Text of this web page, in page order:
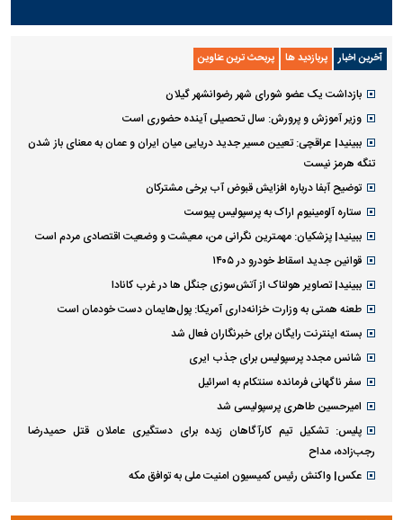
آخرین اخبار پربازدید ها پربحث ترین عناوین
بازداشت یک عضو شورای شهر رضوانشهر گیلان
وزیر آموزش و پرورش: سال تحصیلی آینده حضوری است
ببینید| عراقچی: تعیین مسیر جدید دریایی میان ایران و عمان به معنای باز شدن
تنگه هرمز نیست
توضیح آبفا درباره افزایش قبوض آب برخی مشترکان
ستاره آلومینیوم اراک به پرسپولیس پیوست
ببینید| پزشکیان: مهمترین نگرانی من، معیشت و وضعیت اقتصادی مردم است
قوانین جدید اسقاط خودرو در ۱۴۰۵
ببینید| تصاویر هولناک از آتش‌سوزی جنگل ها در غرب کانادا
طعنه همتی به وزارت خزانه‌داری آمریکا: پول‌هایمان دست خودمان است
بسته اینترنت رایگان برای خبرنگاران فعال شد
شانس مجدد پرسپولیس برای جذب ایری
سفر ناگهانی فرمانده سنتکام به اسرائیل
امیرحسین طاهری پرسپولیسی شد
پلیس: تشکیل تیم کارآگاهان زبده برای دستگیری عاملان قتل حمیدرضا
رجب‌زاده، مداح
عکس| واکنش رئیس کمیسیون امنیت ملی به توافق مکه